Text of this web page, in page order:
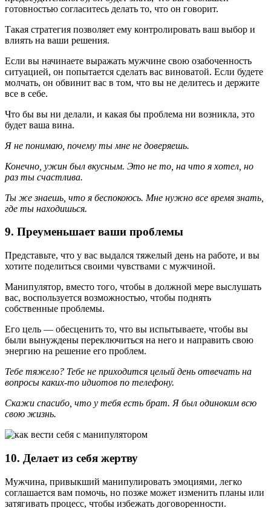
готовностью согласитесь делать то, что он говорит.
Такая стратегия позволяет ему контролировать ваш выбор и
влиять на ваши решения.
Если вы начинаете выражать мужчине свою озабоченность
ситуацией, он попытается сделать вас виноватой. Если будете
молчать, он обвинит вас в том, что вы не делитесь и держите
все в себе.
Что бы вы ни делали, и какая бы проблема ни возникла, это
будет ваша вина.
Я не понимаю, почему ты мне не доверяешь.
Конечно, ужин был вкусным. Это не то, на что я хотел, но
раз ты счастлива.
Ты же знаешь, что я беспокоюсь. Мне нужно все время знать,
где ты находишься.
9. Преуменьшает ваши проблемы
Представьте, что у вас выдался тяжелый день на работе, и вы
хотите поделиться своими чувствами с мужчиной.
Манипулятор, вместо того, чтобы в должной мере выслушать
вас, воспользуется возможностью, чтобы поднять
собственные проблемы.
Его цель — обесценить то, что вы испытываете, чтобы вы
были вынуждены переключиться на него и направить свою
энергию на решение его проблем.
Тебе тяжело? Тебе не приходится целый день отвечать на
вопросы каких-то идиотов по телефону.
Скажи спасибо, что у тебя есть брат. Я был одиноким всю
свою жизнь.
10. Делает из себя жертву
Мужчина, привыкший манипулировать эмоциями, легко
соглашается вам помочь, но позже может изменить планы или
затягивать процесс, чтобы избежать договоренности.